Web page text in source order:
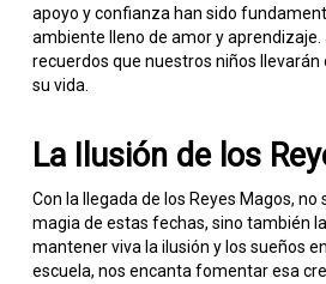
apoyo y confianza han sido
ambiente lleno de amor y
recuerdos que nuestros niños
su vida.
La Ilusión de los
Con la llegada de los Reyes Magos, no
magia de estas fechas, sino también
mantener viva la ilusión y los sueños
escuela, nos encanta fomentar esa